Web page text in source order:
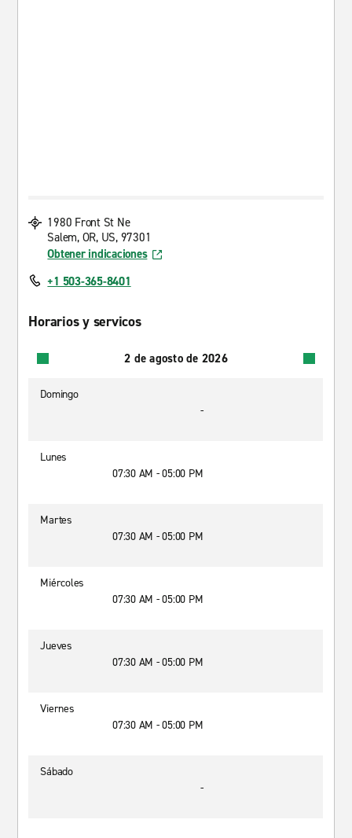
1980 Front St Ne
Salem, OR, US, 97301
Obtener indicaciones
+1 503-365-8401
Horarios y servicos
2 de agosto de 2026
Domingo
-
Lunes
07:30 AM - 05:00 PM
Martes
07:30 AM - 05:00 PM
Miércoles
07:30 AM - 05:00 PM
Jueves
07:30 AM - 05:00 PM
Viernes
07:30 AM - 05:00 PM
Sábado
-